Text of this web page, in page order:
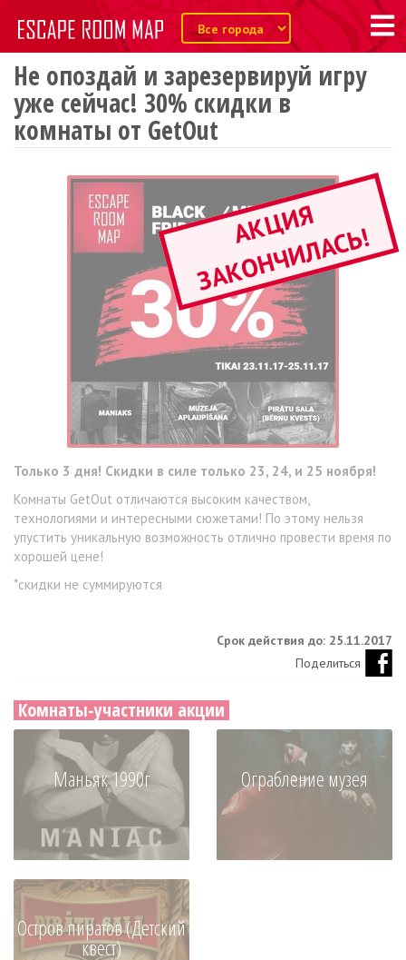
Не опоздай и зарезервируй игру
уже сейчас! 30% скидки в
комнаты от GetOut
А
К
Ц
И
Я
З
А
К
О
Н
Ч
И
Л
А
С
Ь
!
Только 3 дня! Скидки в силе только 23, 24, и 25 ноября!
Комнаты GetOut отличаются высоким качеством,
технологиями и интересными сюжетами! По этому нельзя
упустить уникальную возможность отлично провести время по
хорошей цене!
*скидки не суммируются
Срок действия до: 25.11.2017
Поделиться
Комнаты-участники акции
Маньяк 1990г Ограбление музея
Остров пиратов (Детский
квест)